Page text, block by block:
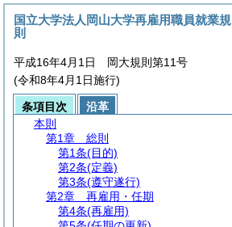
国立大学法人岡山大学再雇用職員就業規
則
平成16年4月1日 岡大規則第11号
(令和8年4月1日施行)
条項目次
沿革
本則
第1章
総則
第1条(目的)
第2条(定義)
第3条(遵守遂行)
第2章
再雇用・任期
第4条(再雇用)